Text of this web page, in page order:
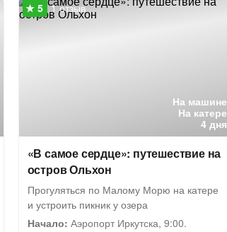
На машине
На катере
4 дня
1 отзыв
«В самое сердце»: путешествие на
остров Ольхон
Прогуляться по Малому Морю на катере
и устроить пикник у озера
Начало: Аэропорт Иркутска, 9:00.